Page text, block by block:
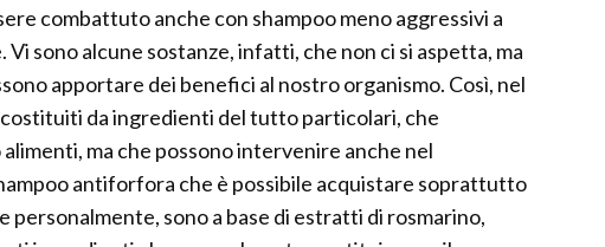
combattuto anche con shampoo meno aggressivi a
sono alcune sostanze, infatti, che non ci si aspetta, ma
apportare dei benefici al nostro organismo. Così, nel
da ingredienti del tutto particolari, che
ma che possono intervenire anche nel
antiforfora che è possibile acquistare soprattutto
personalmente, sono a base di estratti di rosmarino,